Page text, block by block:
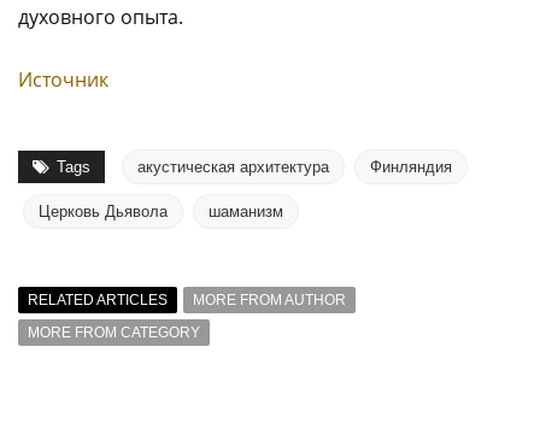
духовного опыта.
Источник
Tags акустическая архитектура Финляндия
Церковь Дьявола шаманизм
RELATED ARTICLES
MORE FROM AUTHOR
MORE FROM CATEGORY